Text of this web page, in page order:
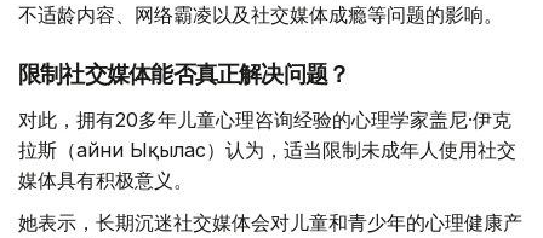
不适龄内容、网络霸凌以及社交媒体成瘾等问题的影响。
限制社交媒体能否真正解决问题？
对此，拥有20多年儿童心理咨询经验的心理学家盖尼·伊克
拉斯（Ғайни Ықылас）认为，适当限制未成年人使用社交
媒体具有积极意义。
她表示，长期沉迷社交媒体会对儿童和青少年的心理健康产